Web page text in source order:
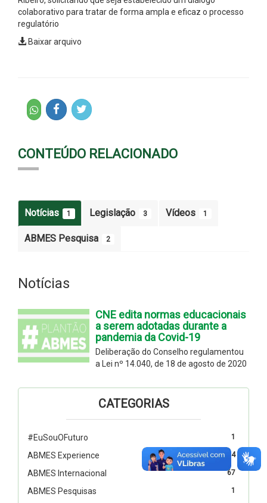
colaborativo para tratar de forma ampla e eficaz o processo
regulatório
Baixar arquivo
CONTEÚDO RELACIONADO
Notícias 1 Legislação 3 Vídeos 1
ABMES Pesquisa 2
Notícias
CNE edita normas educacionais
a serem adotadas durante a
pandemia da Covid-19
Deliberação do Conselho regulamentou
a Lei nº 14.040, de 18 de agosto de 2020
CATEGORIAS
1
#EuSouOFuturo
4
ABMES Experience
67
ABMES Internacional
1
ABMES Pesquisas